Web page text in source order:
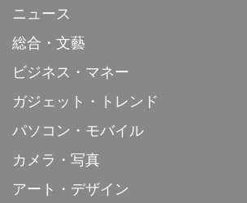
ニュース
総合・文藝
ビジネス・マネー
ガジェット・トレンド
パソコン・モバイル
カメラ・写真
アート・デザイン